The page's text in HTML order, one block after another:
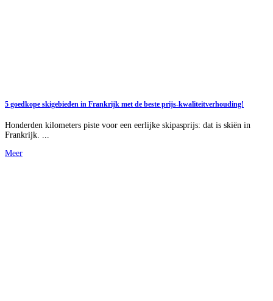
5 goedkope skigebieden in Frankrijk met de beste prijs-kwaliteitverhouding!
Honderden kilometers piste voor een eerlijke skipasprijs: dat is skiën in
Frankrijk. ...
Meer